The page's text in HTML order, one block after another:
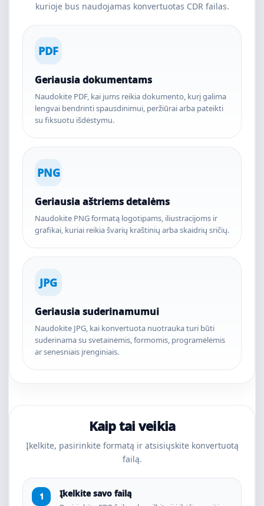
kurioje bus naudojamas konvertuotas CDR failas.
PDF
Geriausia dokumentams
Naudokite PDF, kai jums reikia dokumento, kurį galima
lengvai bendrinti spausdinimui, peržiūrai arba pateikti
su fiksuotu išdėstymu.
PNG
Geriausia aštriems detalėms
Naudokite PNG formatą logotipams, iliustracijoms ir
grafikai, kuriai reikia švarių kraštinių arba skaidrių sričių.
JPG
Geriausia suderinamumui
Naudokite JPG, kai konvertuota nuotrauka turi būti
suderinama su svetainėmis, formomis, programėlėmis
ar senesniais įrenginiais.
Kaip tai veikia
Įkelkite, pasirinkite formatą ir atsisiųskite konvertuotą
failą.
Įkelkite savo failą